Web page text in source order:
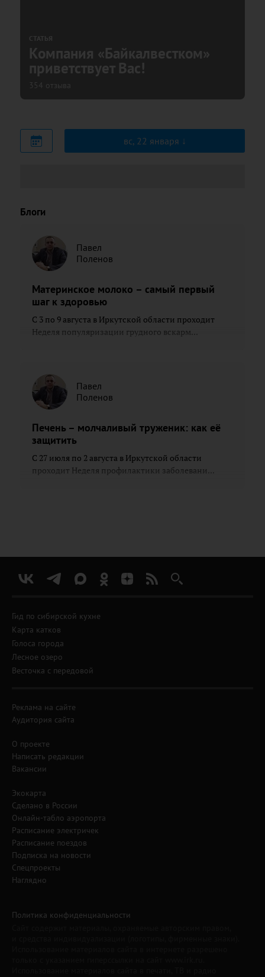
СТАТЬЯ
Компания «Байкалвестком»
приветствует Вас!
354 отзыва
вс, 22 января
Блоги
Павел
Поленов
Материнское молоко – самый первый
шаг к здоровью
С 3 по 9 августа в Иркутской области проходит
Неделя популяризации грудного вскарм...
Павел
Поленов
Печень – молчаливый труженик: как её
защитить
С 27 июля по 2 августа в Иркутской области
проходит Неделя профилактики заболевани...
Гид по сибирской кухне
Карта катков
Голоса города
Лесное озеро
Весточка с передовой
Реклама на сайте
Аудитория сайта
О проекте
Написать редакции
Вакансии
Экокарта
Сделано в России
Онлайн-табло аэропорта
Расписание электричек
Расписание поездов
Подписка на новости
Спецпроекты
Наглядно
Политика конфиденциальности